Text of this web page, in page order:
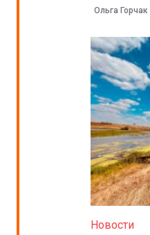
Ольга Горчак
Новости